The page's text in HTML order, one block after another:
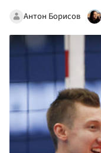
Антон Борисов